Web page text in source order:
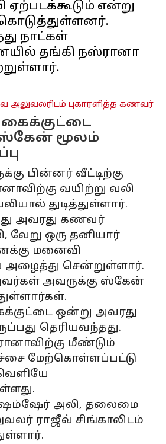
ஏற்படக்கூடும் என்று
கொடுத்துள்ளனர்.
நாட்கள்
தங்கி நஸ்ரானா
அலுவலரிடம் புகாரளித்த கணவர்
கைக்குட்டை
ஸ்கேன் மூலம்
பின்னர் வீட்டிற்கு
வயிற்று வலி
துடித்துள்ளார்.
அவரது கணவர்
ஒரு தனியார்
மனைவி
சென்றுள்ளார்.
அவருக்கு ஸ்கேன்
ஒன்று அவரது
தெரியவந்தது.
மீண்டும்
மேற்கொள்ளப்பட்டு
ஷம்ஷேர் அலி, தலைமை
ராஜீவ் சிங்காலிடம்